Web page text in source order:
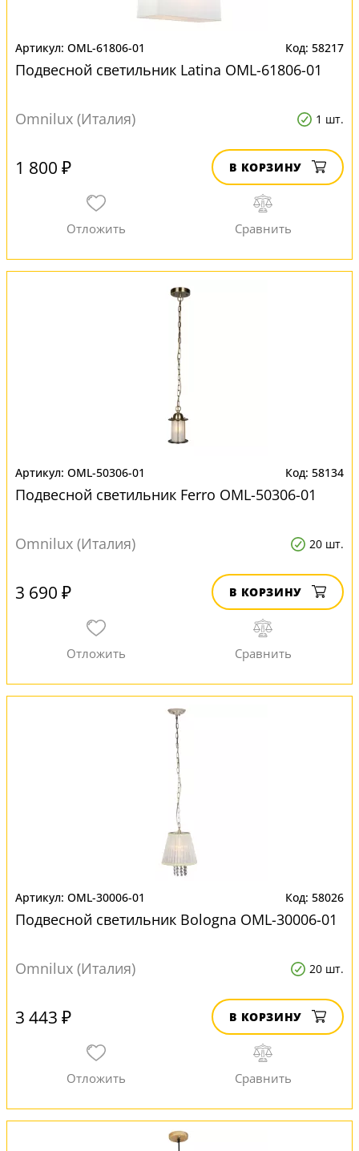
OML-61806-01 58217
Подвесной светильник Latina OML-61806-01
Omnilux (Италия) 1 шт.
1 800 ₽ В КОРЗИНУ
OML-50306-01 58134
Подвесной светильник Ferro OML-50306-01
Omnilux (Италия) 20 шт.
3 690 ₽ В КОРЗИНУ
OML-30006-01 58026
Подвесной светильник Bologna OML-30006-01
Omnilux (Италия) 20 шт.
3 443 ₽ В КОРЗИНУ